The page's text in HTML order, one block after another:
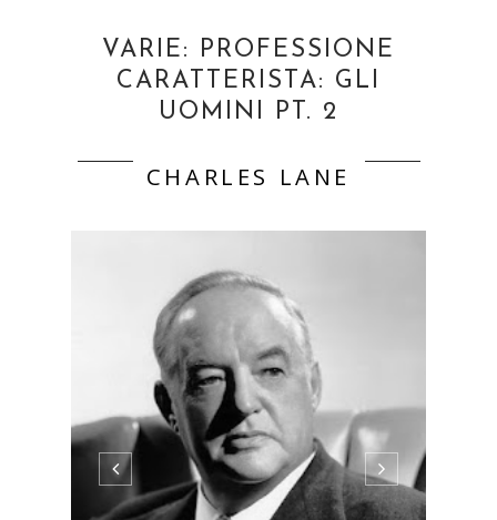
VARIE: PROFESSIONE
CARATTERISTA: GLI
UOMINI PT. 2
CHARLES LANE